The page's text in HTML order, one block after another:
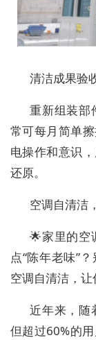
清洁成果验
重新组装部
常可每月简单
电操作和意识
还原。
空调自清洁
🌟家里的空
点“陈年老味”
空调自清洁，
近年来，随
但超过60%的